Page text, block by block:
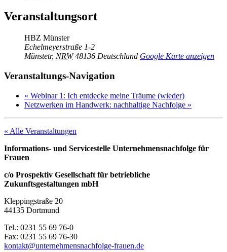
Veranstaltungsort
HBZ Münster
Echelmeyerstraße 1-2
Münstetr, NRW 48136 Deutschland Google Karte anzeigen
Veranstaltungs-Navigation
« Webinar 1: Ich entdecke meine Träume (wieder)
Netzwerken im Handwerk: nachhaltige Nachfolge »
« Alle Veranstaltungen
Informations- und Servicestelle Unternehmensnachfolge für
Frauen
c/o Prospektiv Gesellschaft für betriebliche
Zukunftsgestaltungen mbH
Kleppingstraße 20
44135 Dortmund
Tel.: 0231 55 69 76-0
Fax: 0231 55 69 76-30
kontakt@unternehmensnachfolge-frauen.de